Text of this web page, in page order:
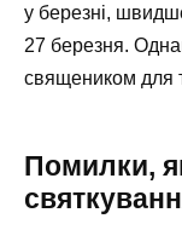
у березні,
27 березня.
священиком для
Помилки,